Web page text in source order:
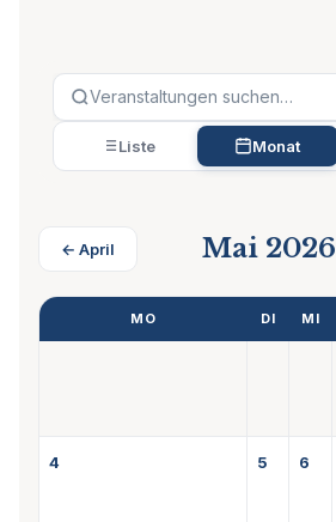
Liste Monat
← April Mai 2026
MO DI MI
4 5 6